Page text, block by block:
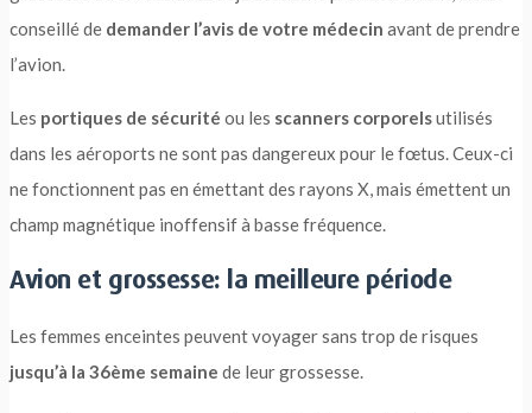
conseillé de demander l’avis de votre médecin avant de prendre
l’avion.
Les portiques de sécurité ou les scanners corporelsutilisés
dans les aéroports ne sont pas dangereux pour le fœtus. Ceux-ci
ne fonctionnent pas en émettant des rayons X, mais émettent un
champ magnétique inoffensif à basse fréquence.
Avion et grossesse: la meilleure période
Les femmes enceintes peuvent voyager sans trop de risques
jusqu’à la 36ème semaine de leur grossesse.